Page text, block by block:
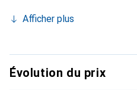
Afficher plus
Évolution du prix